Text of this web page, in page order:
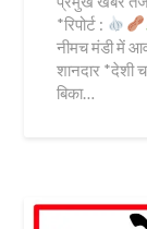
*रिपोर्ट :
नीमच मंडी में
शानदार *देशी
बिका…